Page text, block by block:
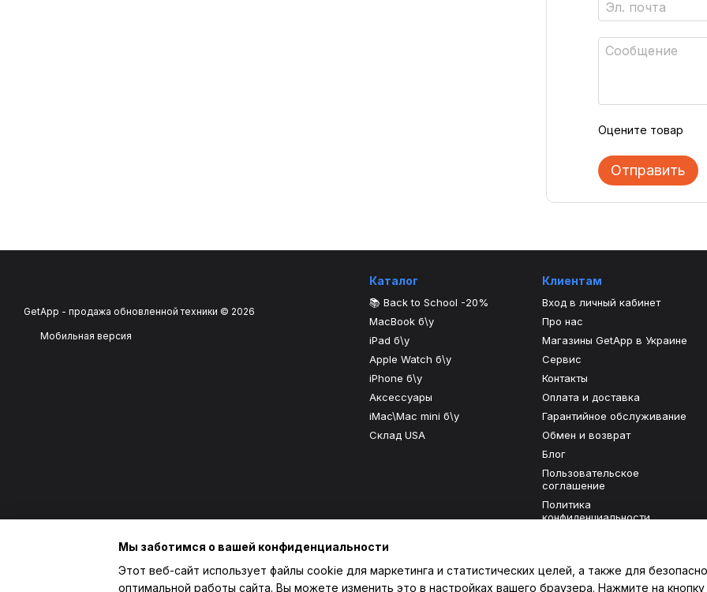
Оцените товар
Отправить
GetApp - продажа обновленной техники © 2026
Мобильная версия
Каталог
📚 Back to School -20%
MacBook б\у
iPad б\у
Apple Watch б\у
iPhone б\у
Аксессуары
iMac\Mac mini б\у
Склад USA
Клиентам
Вход в личный кабинет
Про нас
Магазины GetApp в Украине
Сервис
Контакты
Оплата и доставка
Гарантийное обслуживание
Обмен и возврат
Блог
Пользовательское
соглашение
Политика
конфиденциальности
Мы в соцсетях
Мы заботимся о вашей конфиденциальности
Этот веб-сайт использует файлы cookie для маркетинга и статистических целей, а также для
оптимальной работы сайта. Вы можете изменить это в настройках вашего браузера. Нажмите на кнопку